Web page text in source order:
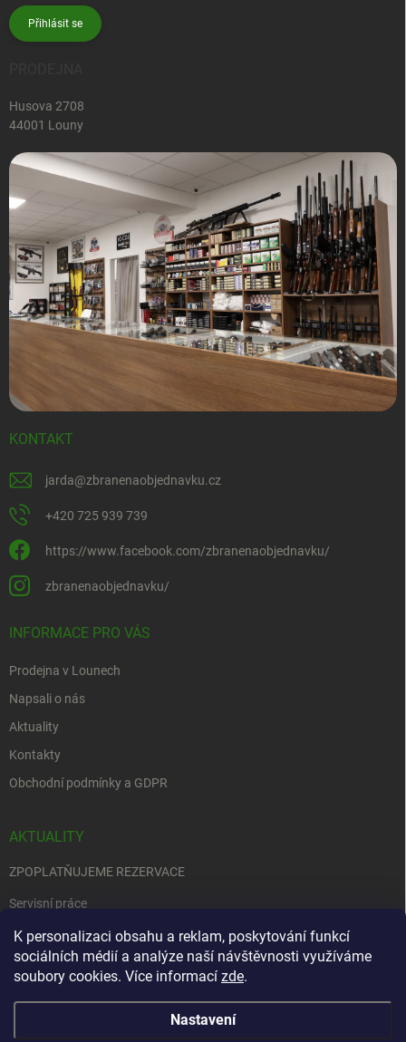
K personalizaci obsahu a reklam, poskytování funkcí
sociálních médií a analýze naší návštěvnosti využíváme
soubory cookies. Více informací zde.
Nastavení
Přihlásit se
Husova 2708
44001 Louny
KONTAKT
jarda@zbranenaobjednavku.cz
+420 725 939 739
https://www.facebook.com/zbranenaobjednavku/
zbranenaobjednavku/
INFORMACE PRO VÁS
Prodejna v Lounech
Napsali o nás
Aktuality
Kontakty
Obchodní podmínky a GDPR
AKTUALITY
ZPOPLATŇUJEME REZERVACE
Servisní práce
EDENRED
Nemůžete se rozhodnout….